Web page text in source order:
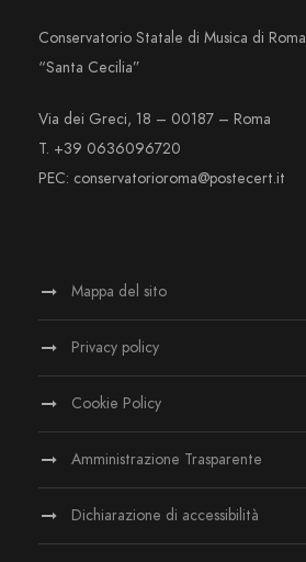
Conservatorio Statale di Musica di Roma
“Santa Cecilia”
Via dei Greci, 18 – 00187 – Roma
T. +39 0636096720
PEC: conservatorioroma@postecert.it
Mappa del sito
Privacy policy
Cookie Policy
Amministrazione Trasparente
Dichiarazione di accessibilità